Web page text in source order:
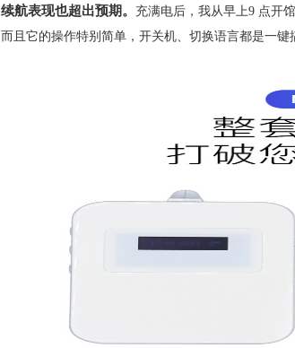
续航表现也超出预期。 充满电后，我从早上9 点开
而且它的操作特别简单，开关机、切换语言都是一